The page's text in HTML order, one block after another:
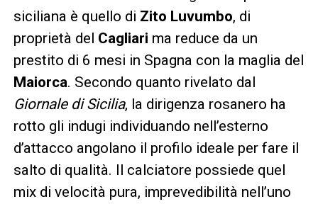
siciliana è quello di Zito Luvumbo, di
proprietà del Cagliari ma reduce da un
prestito di 6 mesi in Spagna con la maglia del
Maiorca. Secondo quanto rivelato dal
Giornale di Sicilia, la dirigenza rosanero ha
rotto gli indugi individuando nell’esterno
d’attacco angolano il profilo ideale per fare il
salto di qualità. Il calciatore possiede quel
mix di velocità pura, imprevedibilità nell’uno